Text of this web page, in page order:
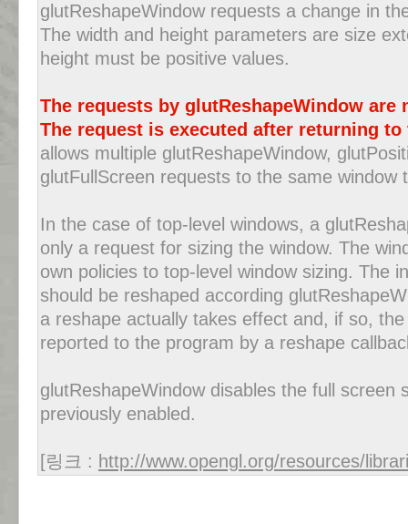
glutReshapeWindow requests a change in
The width and height parameters are size
height must be positive values.
The requests by glutReshapeWindow are
The request is executed after returning
allows multiple glutReshapeWindow,
glutFullScreen requests to the same window
In the case of top-level windows, a
only a request for sizing the window. The
own policies to top-level window sizing. The
should be reshaped according
a reshape actually takes effect and, if so,
reported to the program by a reshape
glutReshapeWindow disables the full screen
previously enabled.
[링크 : http://www.opengl.org/resources/